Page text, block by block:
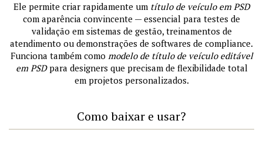
Ele permite criar rapidamente um título de veículo em PSD
com aparência convincente — essencial para testes de
validação em sistemas de gestão, treinamentos de
atendimento ou demonstrações de softwares de compliance.
Funciona também como modelo de título de veículo editável
em PSDpara designers que precisam de flexibilidade total
em projetos personalizados.
Como baixar e usar?